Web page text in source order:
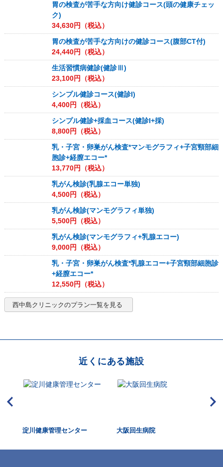
胃の検査が苦手な方向け健診コース(頭の健康チェッ
ク)
34,630円（税込）
胃の検査が苦手な方向けの健診コース(腹部CT付)
24,440円（税込）
生活習慣病健診(健診Ⅲ)
23,100円（税込）
シンプル健診コース(健診I)
4,400円（税込）
シンプル健診+採血コース(健診I+採)
8,800円（税込）
乳・子宮・卵巣がん検査*マンモグラフィ+子宮頸部細
胞診+経膣エコー*
13,770円（税込）
乳がん検診(乳腺エコー単独)
4,500円（税込）
乳がん検診(マンモグラフィ単独)
5,500円（税込）
乳がん検診(マンモグラフィ+乳腺エコー)
9,000円（税込）
乳・子宮・卵巣がん検査*乳腺エコー+子宮頸部細胞診
+経膣エコー*
12,550円（税込）
西中島クリニックのプラン一覧を見る
近くにある施設
淀川健康管理センター 大阪回生病院